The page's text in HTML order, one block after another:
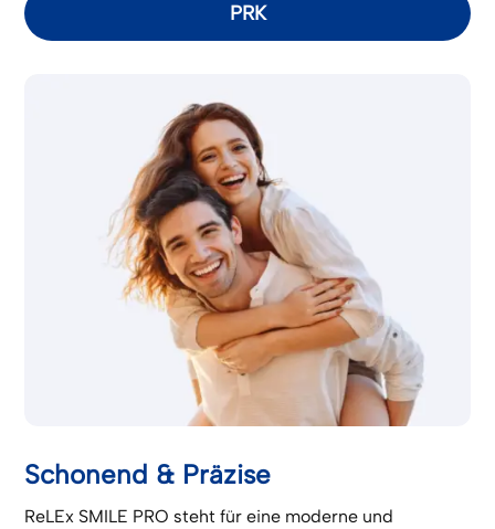
PRK
Schonend & Präzise
ReLEx SMILE PRO steht für eine moderne und